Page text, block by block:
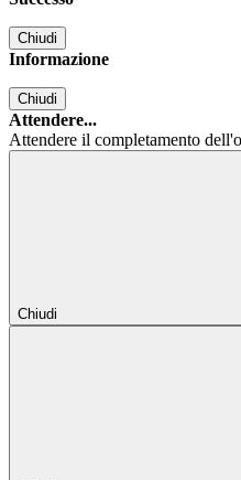
Chiudi
Informazione
Chiudi
Attendere...
Attendere il completamento
Chiudi